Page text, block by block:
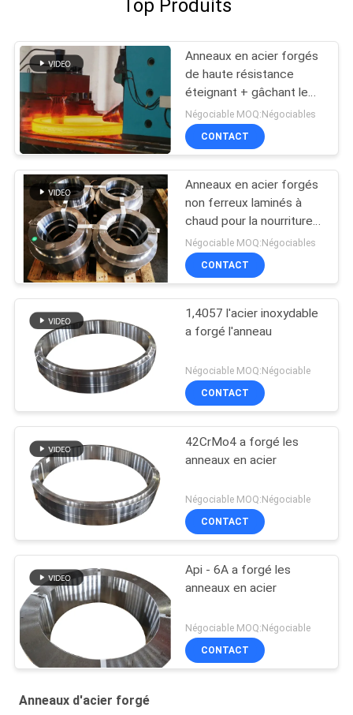
Top Produits
Anneaux en acier forgés
de haute résistance
éteignant + gâchant le
traitement thermique
Négociable MOQ:Négociables
CONTACT
Anneaux en acier forgés
non ferreux laminés à
chaud pour la nourriture
et la boisson Indutry
Négociable MOQ:Négociables
CONTACT
1,4057 l'acier inoxydable
a forgé l'anneau
Négociable MOQ:Négociable
CONTACT
42CrMo4 a forgé les
anneaux en acier
Négociable MOQ:Négociable
CONTACT
Api - 6A a forgé les
anneaux en acier
Négociable MOQ:Négociable
CONTACT
Anneaux d'acier forgé